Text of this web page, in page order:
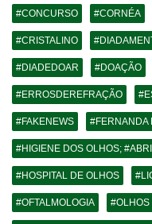
#CONCURSO #CORNÉA
#CRISTALINO
#DIADEDOAR #DOAÇÃO
#ERROSDEREFRAÇÃO
#FAKENEWS #FERNANDA
#HIGIENE DOS OLHOS;
#HOSPITAL DE OLHOS
#OFTALMOLOGIA #OLHOS